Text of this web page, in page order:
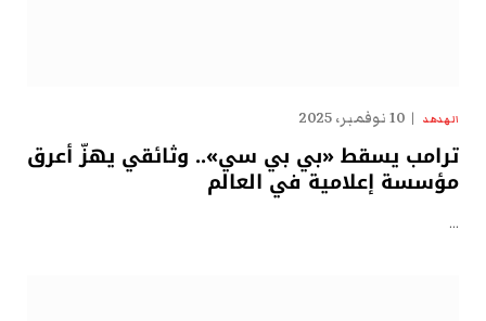
الهدهد 10 نوفمبر، 2025
ترامب يسقط «بي بي سي».. وثائقي يهزّ أعرق
مؤسسة إعلامية في العالم
…